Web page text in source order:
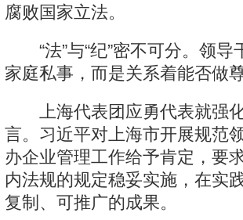
腐败国家立法。
“法”与“纪”密不可分。领导
家庭私事，而是关系着能否做
上海代表团应勇代表就强化
言。习近平对上海市开展规范
办企业管理工作给予肯定，要
内法规的规定稳妥实施，在实
复制、可推广的成果。